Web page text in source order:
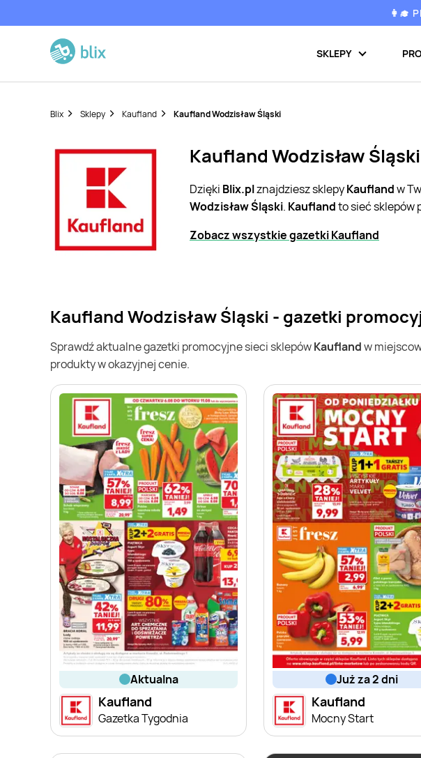
👩‍🎓
SKLEPY
Blix Sklepy Kaufland Kaufland Wodzisław Śląski
Kaufland Wodzisław
Dzięki Blix.plznajdziesz sklepyKauflandw
Wodzisław Śląski. Kauflandto sieć sklepów
Zobacz wszystkie gazetki Kaufland
Kaufland Wodzisław Śląski - gazetki
Sprawdź aktualne gazetki promocyjne sieci sklepówKauflandw
produkty w okazyjnej cenie.
aktualna
Kaufland
Gazetka Tygodnia
już za 2 dni
Kaufland
Mocny Start